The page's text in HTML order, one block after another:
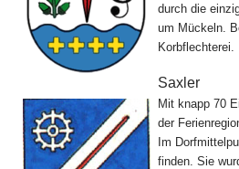
durch die
um Mückeln.
Korbflechterei.
Saxler
Mit knapp 70
der
Im
finden. Sie